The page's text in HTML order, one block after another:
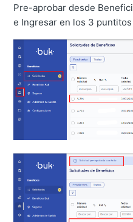
Pre-aprobar desde
e Ingresar en los 3